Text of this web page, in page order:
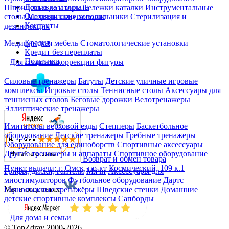
Шприцевые дозаторы Тележки каталки Инструментальные
столы Медицинские холодильники Стерилизация и
дезинфекция
Медицинская мебель Стоматологические установки
Для спорта и коррекции фигуры
Силовые тренажеры Батуты Детские уличные игровые
комплексы Игровые столы Теннисные столы Аксессуары для
теннисных столов Беговые дорожки Велотренажеры
Эллиптические тренажеры
Имитаторы верховой езды Степперы Баскетбольное
оборудование Детские тренажеры Гребные тренажеры
Оборудование для единоборств Спортивные аксессуары
Другие тренажеры и аппараты Спортивное оборудование
Грифы, диски, гантели Мячи Аксессуары для
миостимуляторов Футбольное оборудование Дартс
Горнолыжные тренажёры Шведские стенки Домашние
детские спортивные комплексы Сапборды
Для дома и семьи
Доставка и оплата
Оптовым покупателям
Контакты
Кредит
Кредит без переплаты
Политика
Возврат и обмен товара
Пункт выдачи: г. Омск, пр-кт Космический, 109 к.1
Мы в соц. сетях: